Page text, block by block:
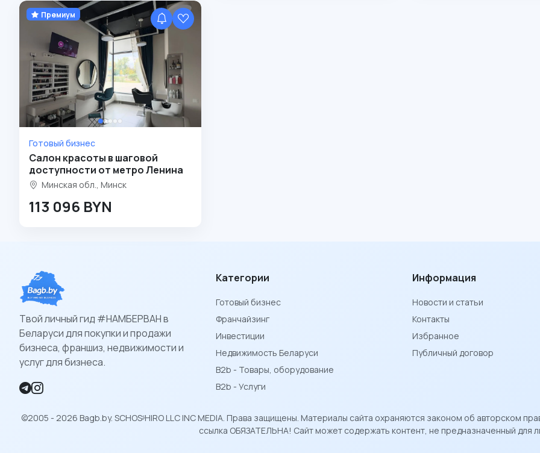
Премиум
Готовый бизнес
Салон красоты в шаговой
доступности от метро Ленина
Минская обл., Минск
113 096 BYN
Твой личный гид #НАМБЕРВАН в
Беларуси для покупки и продажи
бизнеса, франшиз, недвижимости и
услуг для бизнеса.
Категории
Готовый бизнес
Франчайзинг
Инвестиции
Недвижимость Беларуси
B2b - Товары, оборудование
B2b - Услуги
Информация
Новости и статьи
Контакты
Избранное
Публичный договор
©2005 - 2026 Bagb.by. SCHOSᶳHIRO LLC INC MEDIA. Права защищены. Материалы сайта охраняются законом об авторском
ссылка ОБЯЗАТЕЛЬНА! Сайт может содержать контент, не предназначенный для